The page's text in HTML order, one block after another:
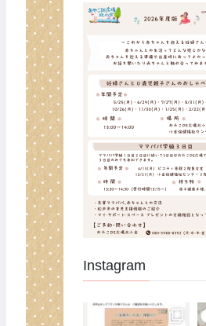
Instagram